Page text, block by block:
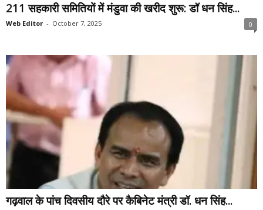
211 सहकारी समितियों में मंडुवा की खरीद शुरू: डॉ धन सिंह...
Web Editor - October 7, 2025 0
गढ़वाल के पांच दिवसीय दौरे पर कैबिनेट मंत्री डॉ. धन सिंह...